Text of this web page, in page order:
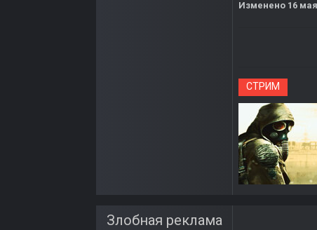
Изменено 16
СТРИМ
Злобная реклама